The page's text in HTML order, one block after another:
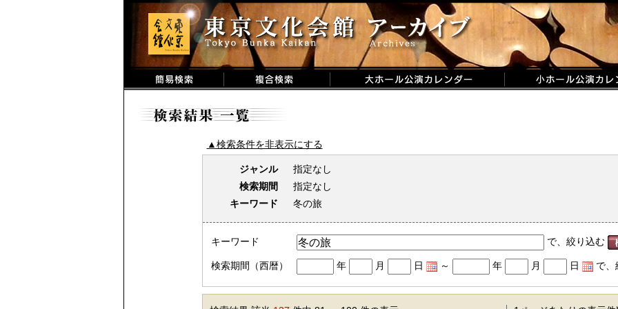
▲検索条件を非表示にする
ジャンル
指定なし
検索期間
指定なし
キーワード
冬の旅
キーワード で、絞り込む
検索期間（西暦） 年 月 日 ～ 年 月 日 で